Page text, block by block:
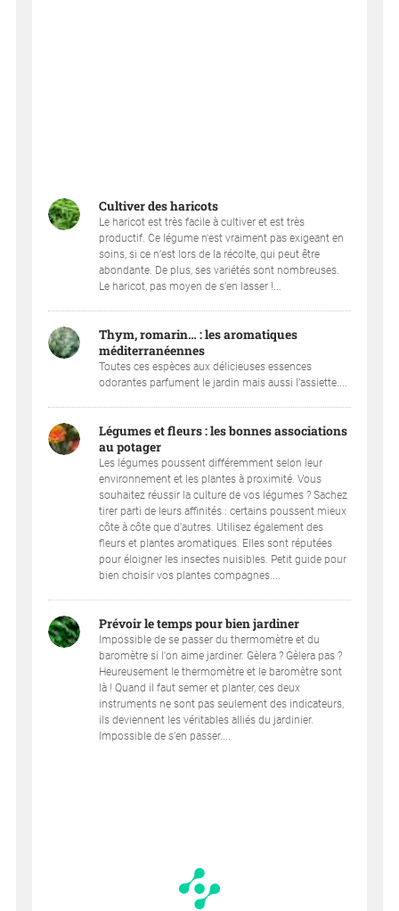
Cultiver des haricots
Le haricot est très facile à cultiver et est très
productif. Ce légume n'est vraiment pas exigeant en
soins, si ce n’est lors de la récolte, qui peut être
abondante. De plus, ses variétés sont nombreuses.
Le haricot, pas moyen de s’en lasser !...
Thym, romarin… : les aromatiques
méditerranéennes
Toutes ces espèces aux délicieuses essences
odorantes parfument le jardin mais aussi l’assiette....
Légumes et fleurs : les bonnes associations
au potager
Les légumes poussent différemment selon leur
environnement et les plantes à proximité. Vous
souhaitez réussir la culture de vos légumes ? Sachez
tirer parti de leurs affinités : certains poussent mieux
côte à côte que d’autres. Utilisez également des
fleurs et plantes aromatiques. Elles sont réputées
pour éloigner les insectes nuisibles. Petit guide pour
bien choisir vos plantes compagnes....
Prévoir le temps pour bien jardiner
Impossible de se passer du thermomètre et du
baromètre si l'on aime jardiner. Gèlera ? Gèlera pas ?
Heureusement le thermomètre et le baromètre sont
là ! Quand il faut semer et planter, ces deux
instruments ne sont pas seulement des indicateurs,
ils deviennent les véritables alliés du jardinier.
Impossible de s’en passer....